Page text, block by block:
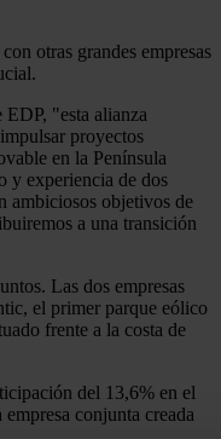
otras grandes empresas
"esta alianza
proyectos
en la Península
y experiencia de dos
ambiciosos objetivos de
a una transición
Las dos empresas
el primer parque eólico
frente a la costa de
del 13,6% en el
conjunta creada